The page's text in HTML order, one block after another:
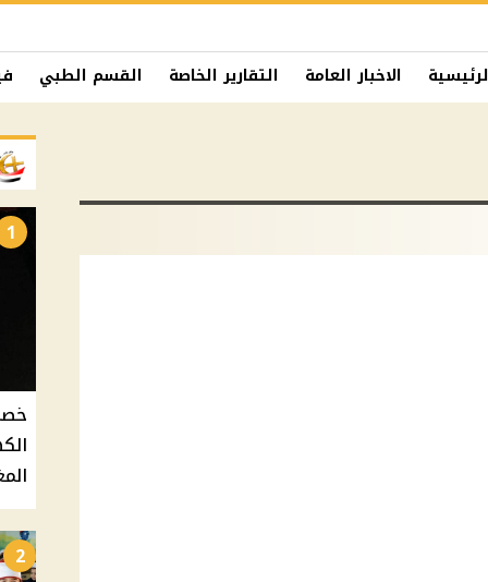
الاخبار العامة التقارير الخاصة القسم الطبي
1
2